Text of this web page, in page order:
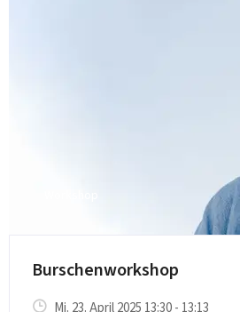
Burschenworkshop
Mi. 23. April 2025 13:30 - 13:13